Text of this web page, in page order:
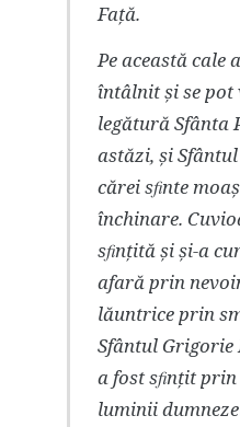
Față.
Pe această cale
întâlnit și se pot
legătură Sfânta
astăzi, și
cărei sﬁnte
închinare.
sﬁnțită și și-a
afară prin
lăuntrice prin
Sfântul Grigorie
a fost sﬁnțit
luminii